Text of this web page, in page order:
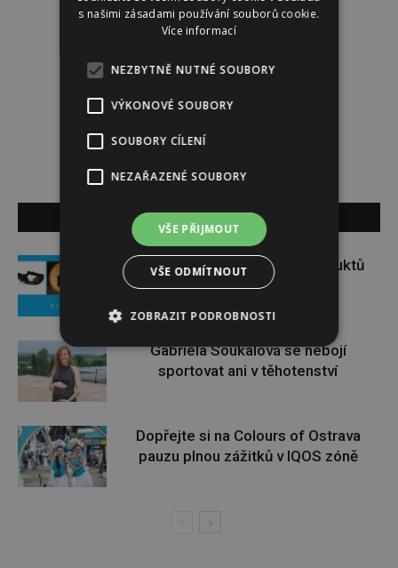
Redakce
Redakce magazínu Instinkt.
SOUVISEJÍCÍ ČLÁNKY
Soutěž o set praktických produktů
značky FIXED
Gabriela Soukalová se nebojí
sportovat ani v těhotenství
Dopřejte si na Colours of Ostrava
pauzu plnou zážitků v IQOS zóně
s našimi zásadami používání souborů cookie.
Více informací
NEZBYTNĚ NUTNÉ SOUBORY
VÝKONOVÉ SOUBORY
SOUBORY CÍLENÍ
NEZAŘAZENÉ SOUBORY
VŠE PŘIJMOUT
VŠE ODMÍTNOUT
ZOBRAZIT PODROBNOSTI